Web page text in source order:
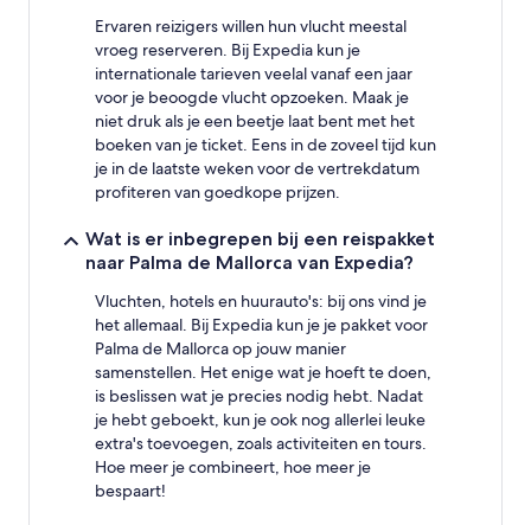
Ervaren reizigers willen hun vlucht meestal
vroeg reserveren. Bij Expedia kun je
internationale tarieven veelal vanaf een jaar
voor je beoogde vlucht opzoeken. Maak je
niet druk als je een beetje laat bent met het
boeken van je ticket. Eens in de zoveel tijd kun
je in de laatste weken voor de vertrekdatum
profiteren van goedkope prijzen.
Wat is er inbegrepen bij een reispakket
naar Palma de Mallorca van Expedia?
Vluchten, hotels en huurauto's: bij ons vind je
het allemaal. Bij Expedia kun je je pakket voor
Palma de Mallorca op jouw manier
samenstellen. Het enige wat je hoeft te doen,
is beslissen wat je precies nodig hebt. Nadat
je hebt geboekt, kun je ook nog allerlei leuke
extra's toevoegen, zoals activiteiten en tours.
Hoe meer je combineert, hoe meer je
bespaart!